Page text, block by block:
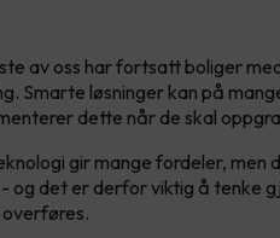
av oss har fortsatt boliger
Smarte løsninger kan på
dette når de skal
gir mange fordeler, men
og det er derfor viktig å tenke